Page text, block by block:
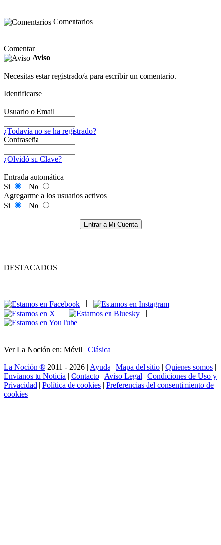
Comentarios
Comentar
Aviso
Necesitas estar registrado/a para escribir un comentario.
Identificarse
Usuario o Email
¿Todavía no se ha registrado?
Contraseña
¿Olvidó su Clave?
Entrada automática
Si
No
Agregarme a los usuarios activos
Si
No
Entrar a Mi Cuenta
DESTACADOS
|
|
Ver La Noción en: Móvil | Clásica
La Noción ® 2011 - 2026 | Ayuda | Mapa del sitio | Quienes somos |
Envíanos tu Noticia | Contacto | Aviso Legal | Condiciones de Uso y
Privacidad | Política de cookies | Preferencias del consentimiento de
cookies